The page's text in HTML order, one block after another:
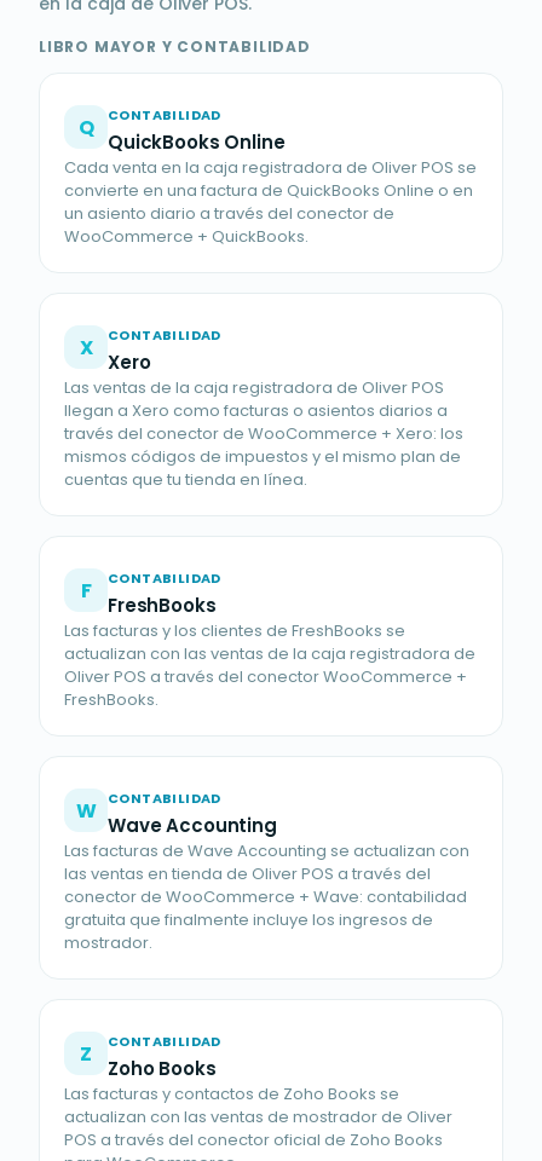
LIBRO MAYOR Y CONTABILIDAD
Q CONTABILIDAD
QuickBooks Online
Cada venta en la caja registradora de Oliver POS se
convierte en una factura de QuickBooks Online o en
un asiento diario a través del conector de
WooCommerce + QuickBooks.
X CONTABILIDAD
Xero
Las ventas de la caja registradora de Oliver POS
llegan a Xero como facturas o asientos diarios a
través del conector de WooCommerce + Xero: los
mismos códigos de impuestos y el mismo plan de
cuentas que tu tienda en línea.
F CONTABILIDAD
FreshBooks
Las facturas y los clientes de FreshBooks se
actualizan con las ventas de la caja registradora de
Oliver POS a través del conector WooCommerce +
FreshBooks.
W CONTABILIDAD
Wave Accounting
Las facturas de Wave Accounting se actualizan con
las ventas en tienda de Oliver POS a través del
conector de WooCommerce + Wave: contabilidad
gratuita que finalmente incluye los ingresos de
mostrador.
Z CONTABILIDAD
Zoho Books
Las facturas y contactos de Zoho Books se
actualizan con las ventas de mostrador de Oliver
POS a través del conector oficial de Zoho Books